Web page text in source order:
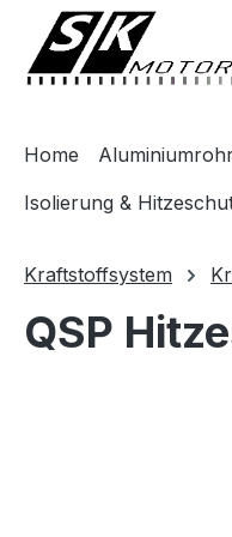
Zur
Home
Isolierung &
Kraftstoffsystem
QSP